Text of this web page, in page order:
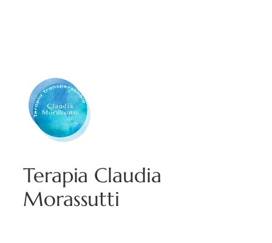
Terapia Claudia
Morassutti